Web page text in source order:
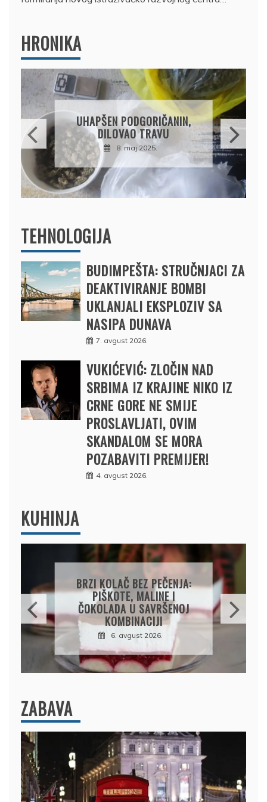
HRONIKA
DRŽAVLJANIN RUSIJE
OSUMNJIČEN DA JE
PRODAO TUĐI BMW,
DRŽAVU NAPUSTIO
BRODOM
12. februar 2025.
TEHNOLOGIJA
BUDIMPEŠTA: STRUČNJACI ZA
DEAKTIVIRANJE BOMBI
UKLANJALI EKSPLOZIV SA
NASIPA DUNAVA
7. avgust 2026.
VUKIĆEVIĆ: ZLOČIN NAD
SRBIMA IZ KRAJINE NIKO IZ
CRNE GORE NE SMIJE
PROSLAVLJATI, OVIM
SKANDALOM SE MORA
POZABAVITI PREMIJER!
4. avgust 2026.
KUHINJA
PAPRIKE SA MESOM I
PIRINČEM NA KAŠIKU:
SOČAN I JEDNOSTAVAN
RUČAK IZ JEDNE ŠERPE
7. avgust 2026.
ZABAVA